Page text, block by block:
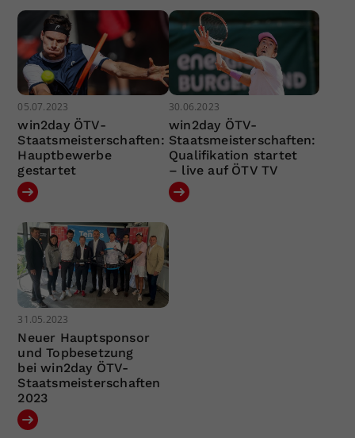
05.07.2023
win2day ÖTV-
Staatsmeisterschaften:
Hauptbewerbe
gestartet
30.06.2023
win2day ÖTV-
Staatsmeisterschaften:
Qualifikation startet
– live auf ÖTV TV
31.05.2023
Neuer Hauptsponsor
und Topbesetzung
bei win2day ÖTV-
Staatsmeisterschaften
2023